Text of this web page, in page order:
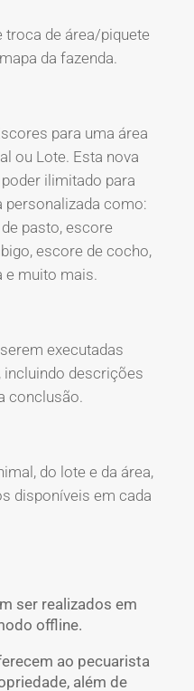
troca de área/piquete
da fazenda.
para uma área
ou Lote. Esta nova
ilimitado para
como:
pasto, escore
escore de cocho,
e muito mais.
executadas
incluindo descrições
conclusão.
do lote e da área,
disponíveis em cada
ser realizados em
offline.
ao pecuarista
além de